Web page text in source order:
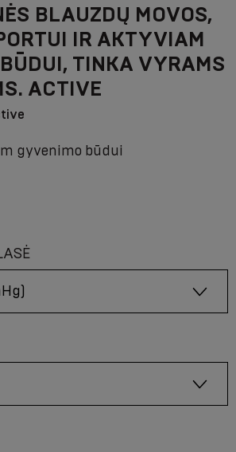
BLAUZDŲ MOVOS,
IR AKTYVIAM
TINKA VYRAMS
ACTIVE
gyvenimo būdui